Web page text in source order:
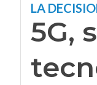
LA
5G,